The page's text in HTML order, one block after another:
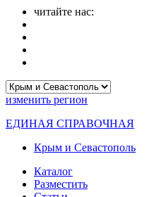
читайте нас:
изменить регион
ЕДИНАЯ СПРАВОЧНАЯ
Крым и Севастополь
Каталог
Разместить